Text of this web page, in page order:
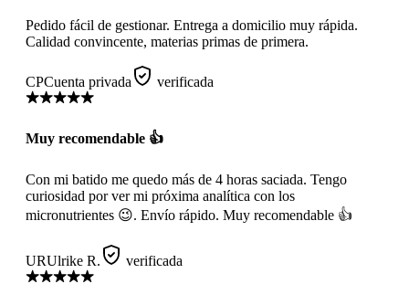
Pedido fácil de gestionar. Entrega a domicilio muy rápida.
Calidad convincente, materias primas de primera.
CPCuenta privada verificada
Muy recomendable 👍
Con mi batido me quedo más de 4 horas saciada. Tengo
curiosidad por ver mi próxima analítica con los
micronutrientes 😉. Envío rápido. Muy recomendable 👍
URUlrike R. verificada